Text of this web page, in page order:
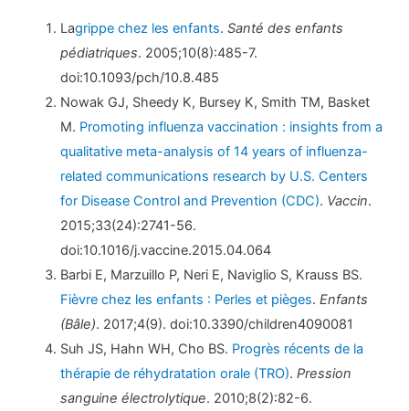
Lagrippe chez les enfants.Santé des enfants
pédiatriques. 2005;10(8):485-7.
doi:10.1093/pch/10.8.485
Nowak GJ, Sheedy K, Bursey K, Smith TM, Basket
M. Promoting influenza vaccination : insights from a
qualitative meta-analysis of 14 years of influenza-
related communications research by U.S. Centers
for Disease Control and Prevention (CDC). Vaccin.
2015;33(24):2741-56.
doi:10.1016/j.vaccine.2015.04.064
Barbi E, Marzuillo P, Neri E, Naviglio S, Krauss BS.
Fièvre chez les enfants : Perles et pièges.Enfants
(Bâle). 2017;4(9). doi:10.3390/children4090081
Suh JS, Hahn WH, Cho BS. Progrès récents de la
thérapie de réhydratation orale (TRO).Pression
sanguine électrolytique. 2010;8(2):82-6.